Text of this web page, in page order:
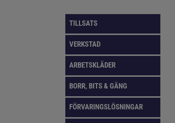
TILLSATS
VERKSTAD
ARBETSKLÄDER
BORR, BITS & GÄNG
FÖRVARINGSLÖSNINGAR